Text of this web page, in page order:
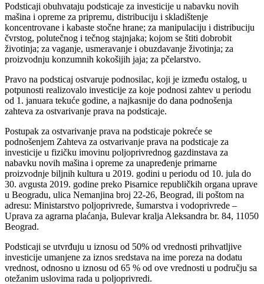
Podsticaji obuhvataju podsticaje za investicije u nabavku novih
mašina i opreme za pripremu, distribuciju i skladištenje
koncentrovane i kabaste stočne hrane; za manipulaciju i distribuciju
čvrstog, polutečnog i tečnog stajnjaka; kojom se štiti dobrobit
životinja; za vaganje, usmeravanje i obuzdavanje životinja; za
proizvodnju konzumnih kokošijih jaja; za pčelarstvo.
Pravo na podsticaj ostvaruje podnosilac, koji je između ostalog, u
potpunosti realizovalo investicije za koje podnosi zahtev u periodu
od 1. januara tekuće godine, a najkasnije do dana podnošenja
zahteva za ostvarivanje prava na podsticaje.
Postupak za ostvarivanje prava na podsticaje pokreće se
podnošenjem Zahteva za ostvarivanje prava na podsticaje za
investicije u fizičku imovinu poljoprivrednog gazdinstava za
nabavku novih mašina i opreme za unapređenje primarne
proizvodnje biljnih kultura u 2019. godini u periodu od 10. jula do
30. avgusta 2019. godine preko Pisarnice republičkih organa uprave
u Beogradu, ulica Nemanjina broj 22-26, Beograd, ili poštom na
adresu: Ministarstvo poljoprivrede, šumarstva i vodoprivrede –
Uprava za agrarna plaćanja, Bulevar kralja Aleksandra br. 84, 11050
Beograd.
Podsticaji se utvrđuju u iznosu od 50% od vrednosti prihvatljive
investicije umanjene za iznos sredstava na ime poreza na dodatu
vrednost, odnosno u iznosu od 65 % od ove vrednosti u području sa
otežanim uslovima rada u poljoprivredi.